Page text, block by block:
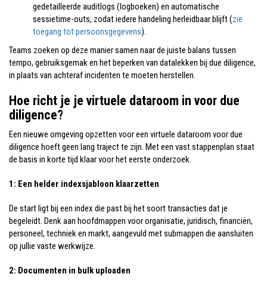
gedetailleerde auditlogs (logboeken) en automatische
sessietime-outs, zodat iedere handeling herleidbaar blijft (zie
toegang tot persoonsgegevens).
Teams zoeken op deze manier samen naar de juiste balans tussen
tempo, gebruiksgemak en het beperken van datalekken bij due diligence,
in plaats van achteraf incidenten te moeten herstellen.
Hoe richt je je virtuele dataroom in voor due
diligence?
Een nieuwe omgeving opzetten voor een virtuele dataroom voor due
diligence hoeft geen lang traject te zijn. Met een vast stappenplan staat
de basis in korte tijd klaar voor het eerste onderzoek.
1: Een helder indexsjabloon klaarzetten
De start ligt bij een index die past bij het soort transacties dat je
begeleidt. Denk aan hoofdmappen voor organisatie, juridisch, financiën,
personeel, techniek en markt, aangevuld met submappen die aansluiten
op jullie vaste werkwijze.
2: Documenten in bulk uploaden